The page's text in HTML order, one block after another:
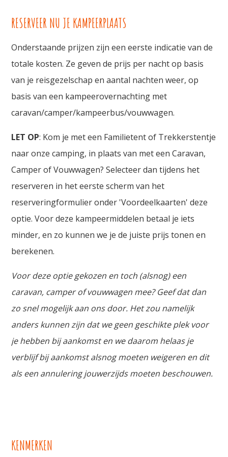
RESERVEER NU JE KAMPEERPLAATS
Onderstaande prijzen zijn een eerste indicatie van de
totale kosten. Ze geven de prijs per nacht op basis
van je reisgezelschap en aantal nachten weer, op
basis van een kampeerovernachting met
caravan/camper/kampeerbus/vouwwagen.
LET OP: Kom je met een Familietent of Trekkerstentje
naar onze camping, in plaats van met een Caravan,
Camper of Vouwwagen? Selecteer dan tijdens het
reserveren in het eerste scherm van het
reserveringformulier onder 'Voordeelkaarten' deze
optie. Voor deze kampeermiddelen betaal je iets
minder, en zo kunnen we je de juiste prijs tonen en
berekenen.
Voor deze optie gekozen en toch (alsnog) een
caravan, camper of vouwwagen mee? Geef dat dan
zo snel mogelijk aan ons door. Het zou namelijk
anders kunnen zijn dat we geen geschikte plek voor
je hebben bij aankomst en we daarom helaas je
verblijf bij aankomst alsnog moeten weigeren en dit
als een annulering jouwerzijds moeten beschouwen.
KENMERKEN